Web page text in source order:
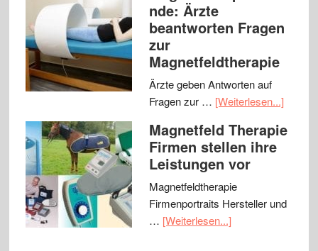
nde: Ärzte
beantworten Fragen
zur
Magnetfeldtherapie
Ärzte geben Antworten auf
Fragen zur … [Weiterlesen...]
Magnetfeld Therapie
Firmen stellen ihre
Leistungen vor
Magnetfeldtherapie
Firmenportraits Hersteller und
… [Weiterlesen...]